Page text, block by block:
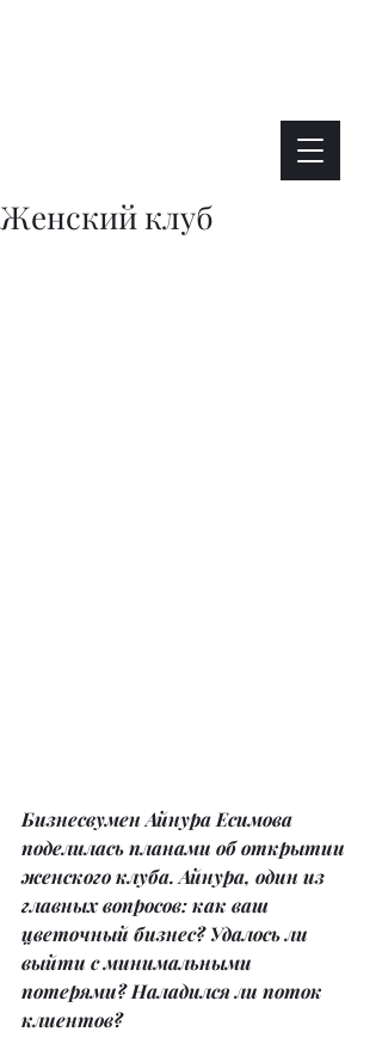
Женский клуб
Бизнесвумен Айнура Есимова
поделилась планами об открытии
женского клуба. Айнура, один из
главных вопросов: как ваш
цветочный бизнес? Удалось ли
выйти с минимальными
потерями? Наладился ли поток
клиентов?